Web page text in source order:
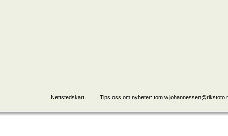
Nettstedskart Tips oss om nyheter: